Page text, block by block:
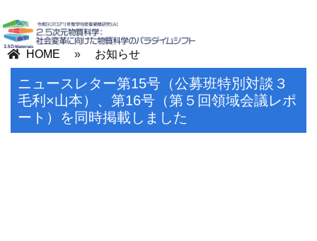
HOME » お知らせ
ニュースレター第15号（公募班特別対談３
毛利×山本）、第16号（第５回領域会議レポ
ート）を同時掲載しました